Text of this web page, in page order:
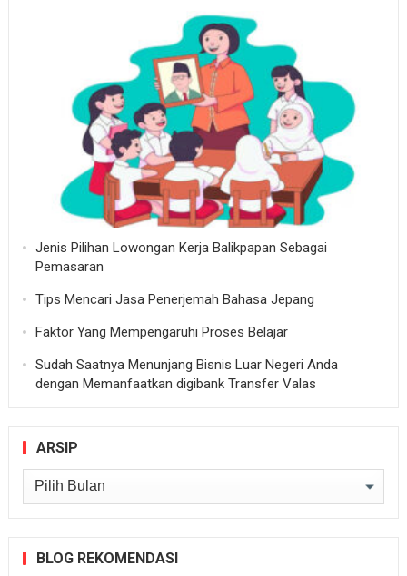
Jenis Pilihan Lowongan Kerja Balikpapan Sebagai
Pemasaran
Tips Mencari Jasa Penerjemah Bahasa Jepang
Faktor Yang Mempengaruhi Proses Belajar
Sudah Saatnya Menunjang Bisnis Luar Negeri Anda
dengan Memanfaatkan digibank Transfer Valas
ARSIP
Arsip
BLOG REKOMENDASI